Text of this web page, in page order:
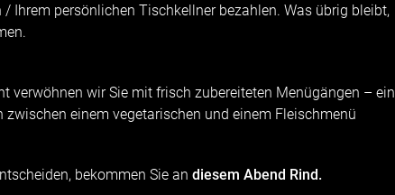
Ihrem persönlichen Tischkellner bezahlen. Was übrig bleibt,
verwöhnen wir Sie mit frisch zubereiteten Menügängen – ein
einem vegetarischen und einem Fleischmenü
bekommen Sie an diesem Abend Rind.